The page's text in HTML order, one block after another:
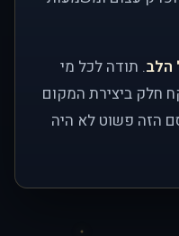
הלב. תודה לכל מי
חלק ביצירת המקום
הזה פשוט לא היה